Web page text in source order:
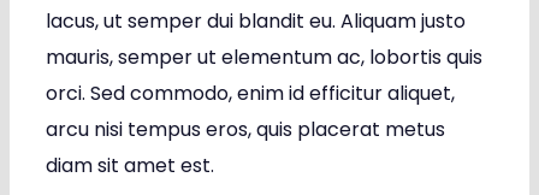
lacus, ut semper dui blandit eu. Aliquam justo
mauris, semper ut elementum ac, lobortis quis
orci. Sed commodo, enim id efficitur aliquet,
arcu nisi tempus eros, quis placerat metus
diam sit amet est.